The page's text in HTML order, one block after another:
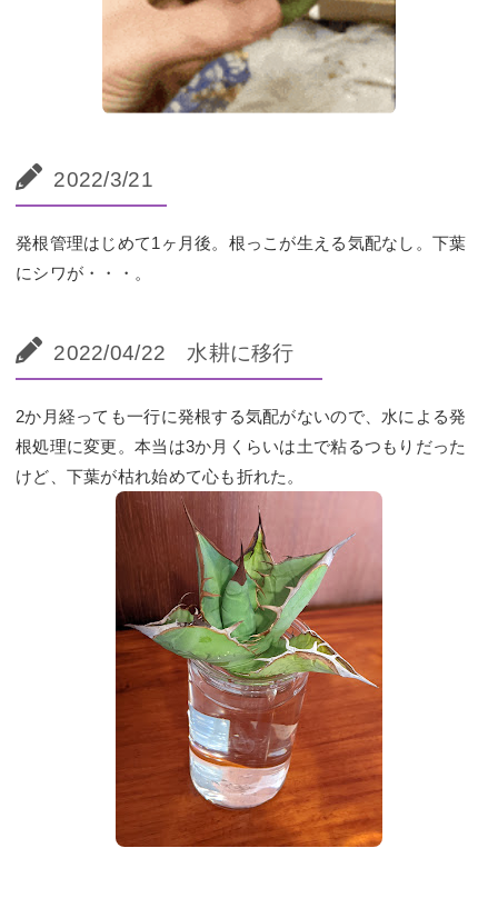
2022/3/21
発根管理はじめて1ヶ月後。根っこが生える気配なし。下葉
にシワが・・・。
2022/04/22 水耕に移行
2か月経っても一行に発根する気配がないので、水による発
根処理に変更。本当は3か月くらいは土で粘るつもりだった
けど、下葉が枯れ始めて心も折れた。